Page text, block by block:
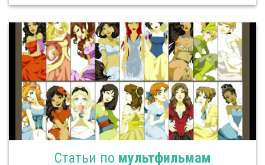
Статьи по мультфильмам